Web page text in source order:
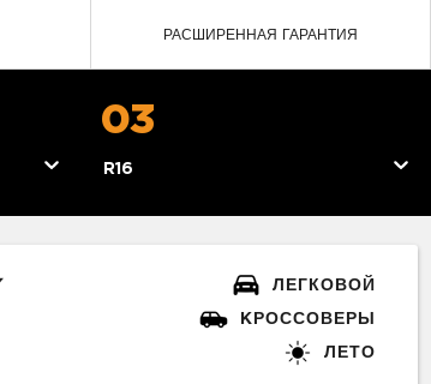
РАСШИРЕННАЯ ГАРАНТИЯ
03
R16
ЛЕГКОВОЙ
KРОССОВЕРЫ
ЛЕТО